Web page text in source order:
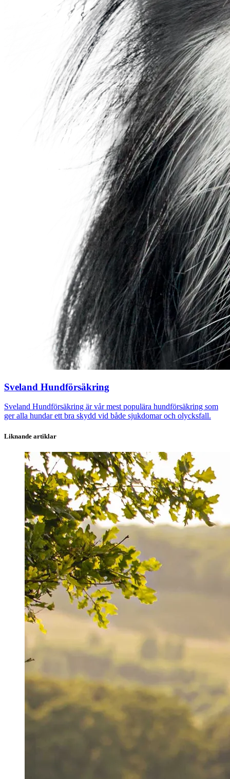
Sveland Hundförsäkring
Sveland Hundförsäkring är vår mest populära hundförsäkring som
ger alla hundar ett bra skydd vid både sjukdomar och olycksfall.
Liknande artiklar